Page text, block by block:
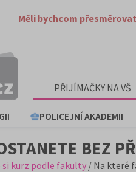
Měli bychcom
PŘIJÍMAČKY NA VŠ
POLICEJNÍ AKADEMII
BEZ
si kurz podle fakulty / Na které